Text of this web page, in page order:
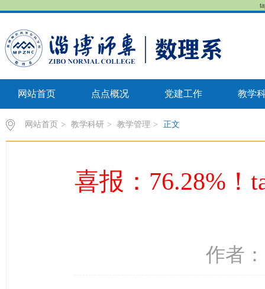
网站首页 点点概况 党建工作 教学
网站首页 > 教学科研 > 教学管理 > 正文
喜报：76.28%！
作者